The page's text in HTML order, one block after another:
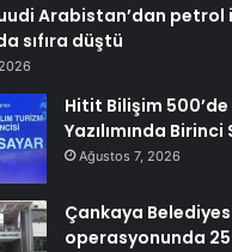
Arabistan’dan petrol
sıfıra düştü
Hitit Bilişim
Yazılımında Birinci
Ağustos 7, 2026
Çankaya
operasyonunda